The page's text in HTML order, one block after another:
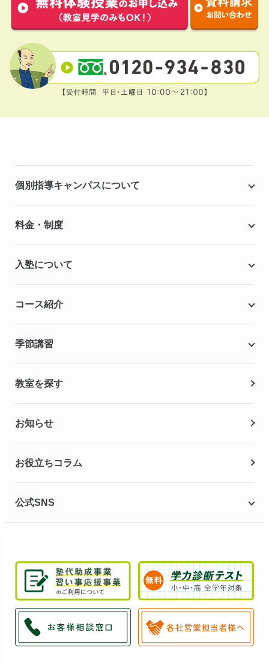
個別指導キャンパスについて
こだわりの個別指導専用教材
料金・制度
無料学力診断テスト
入塾について
無料体験授業
コース紹介
高校生の個別指導コース
季節講習
冬期講習
教室を探す
お知らせ
お役立ちコラム
公式SNS